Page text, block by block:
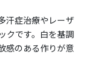
汗症治療やレーザ
クです。白を基調
感のある作りが意